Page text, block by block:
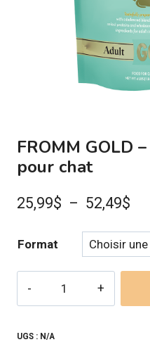
FROMM GOLD
pour chat
25,99$ – 52,49$
Format
GOLD
UGS : N/A